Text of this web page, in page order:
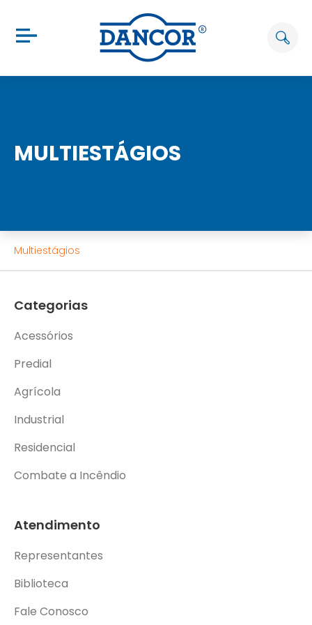
MULTIESTÁGIOS
Multiestágios
Categorias
Acessórios
Predial
Agrícola
Industrial
Residencial
Combate a Incêndio
Atendimento
Representantes
Biblioteca
Fale Conosco